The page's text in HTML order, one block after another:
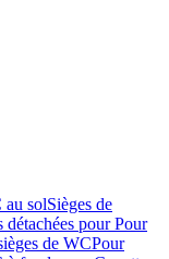
au solSièges de
détachées pour Pour
de WCPour